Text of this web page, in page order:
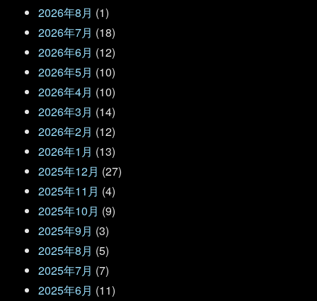
2026年8月 (1)
2026年7月 (18)
2026年6月 (12)
2026年5月 (10)
2026年4月 (10)
2026年3月 (14)
2026年2月 (12)
2026年1月 (13)
2025年12月 (27)
2025年11月 (4)
2025年10月 (9)
2025年9月 (3)
2025年8月 (5)
2025年7月 (7)
2025年6月 (11)